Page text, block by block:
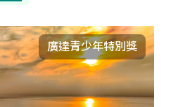
廣達青少年特別獎